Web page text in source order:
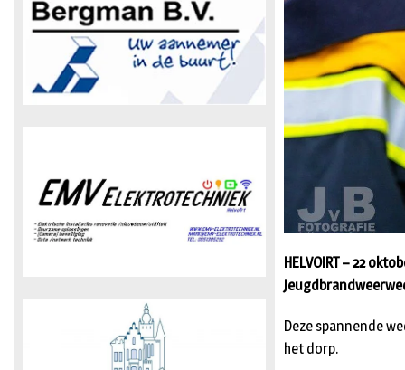
HELVOIRT – 22
Deze spannende
het dorp.